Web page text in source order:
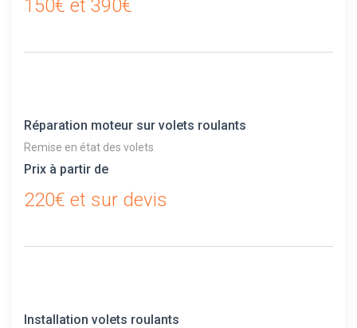
150€ et 390€
Réparation moteur sur volets roulants
Remise en état des volets
Prix à partir de
220€ et sur devis
Installation volets roulants